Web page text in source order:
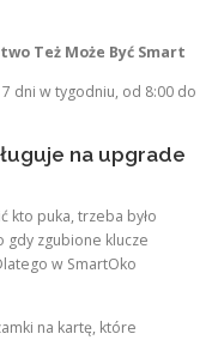
Też Może Być Smart
dni w tygodniu, od 8:00 do
na upgrade
kto puka, trzeba było
gdy zgubione klucze
w SmartOko
na kartę, które